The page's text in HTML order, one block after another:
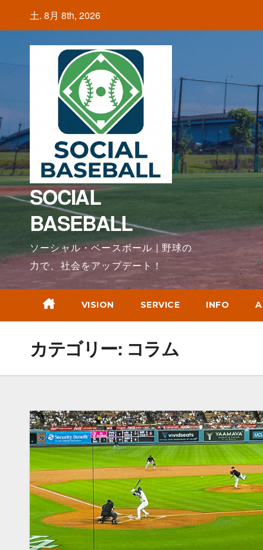
content
土. 8月 8th, 2026
SOCIAL
BASEBALL
ソーシャル・ベースボール | 野球の
力で、社会をアップデート！
VISION SERVICE INFO
カテゴリー: コラム